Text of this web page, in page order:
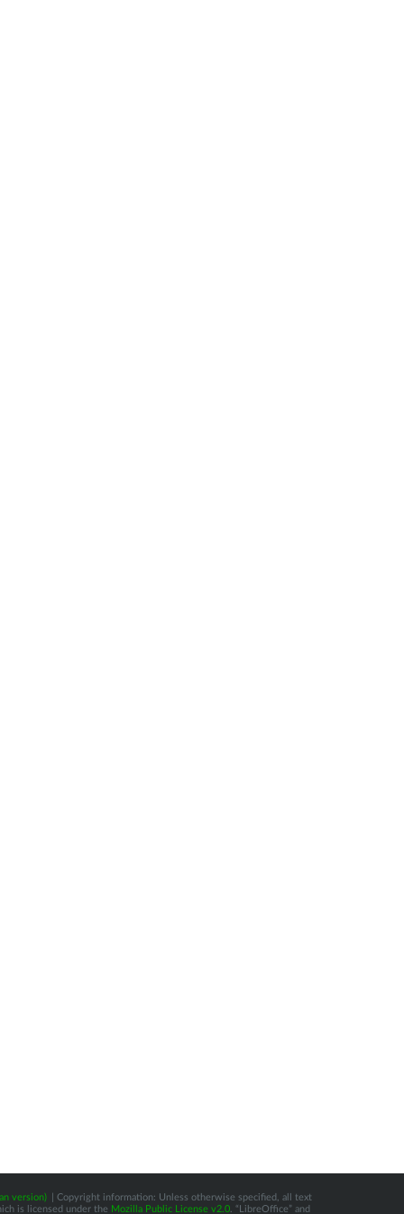
version)
| Copyright information: Unless otherwise specified, all text
is licensed under the Mozilla Public License v2.0. “LibreOffice” and